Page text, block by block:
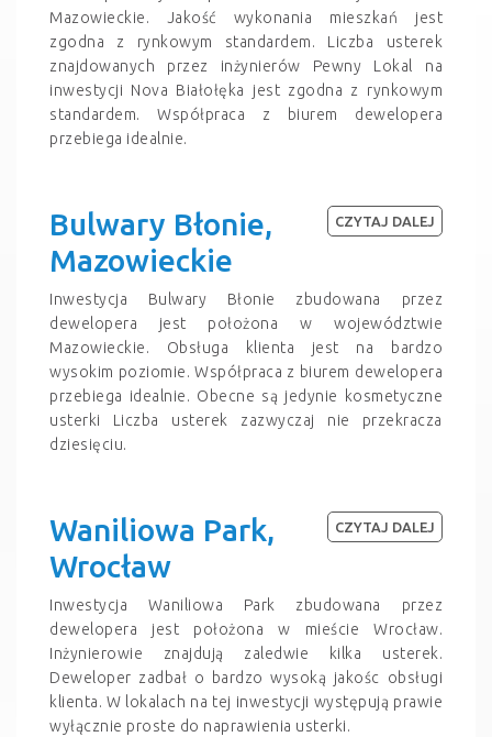
Mazowieckie. Jakość wykonania mieszkań jest
zgodna z rynkowym standardem. Liczba usterek
znajdowanych przez inżynierów Pewny Lokal na
inwestycji Nova Białołęka jest zgodna z rynkowym
standardem. Współpraca z biurem dewelopera
przebiega idealnie.
Bulwary Błonie,
Mazowieckie
Inwestycja Bulwary Błonie zbudowana przez
dewelopera jest położona w województwie
Mazowieckie. Obsługa klienta jest na bardzo
wysokim poziomie. Współpraca z biurem dewelopera
przebiega idealnie. Obecne są jedynie kosmetyczne
usterki Liczba usterek zazwyczaj nie przekracza
dziesięciu.
CZYTAJ DALEJ
Waniliowa Park,
Wrocław
Inwestycja Waniliowa Park zbudowana przez
dewelopera jest położona w mieście Wrocław.
Inżynierowie znajdują zaledwie kilka usterek.
Deweloper zadbał o bardzo wysoką jakośc obsługi
klienta. W lokalach na tej inwestycji występują prawie
wyłącznie proste do naprawienia usterki.
CZYTAJ DALEJ